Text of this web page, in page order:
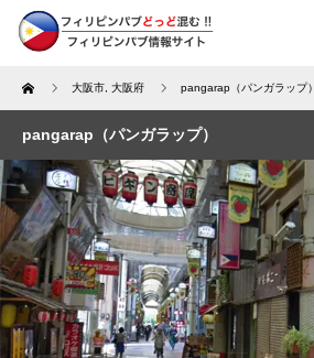
Home 大阪市 大阪府 pangarap（パンガラップ）
pangarap（パンガラップ）